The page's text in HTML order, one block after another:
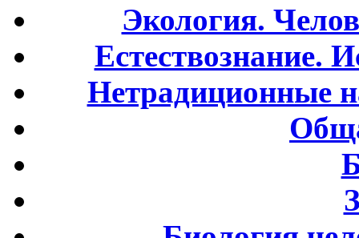
Экология.
Естествознание.
Нетрадиционные